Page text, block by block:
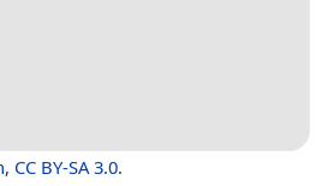
, CC BY-SA 3.0.